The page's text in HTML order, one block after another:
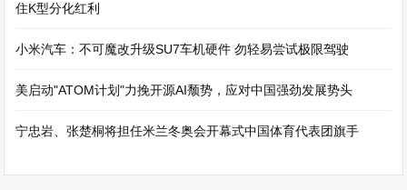
住K型分化红利
小米汽车：不可魔改升级SU7车机硬件 勿轻易尝试极限驾驶
美启动"ATOM计划"力挽开源AI颓势，应对中国强劲发展势头
宁忠岩、张楚桐将担任米兰冬奥会开幕式中国体育代表团旗手